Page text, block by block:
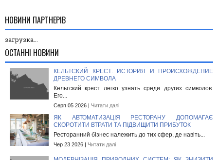
НОВИНИ ПАРТНЕРІВ
загрузка...
ОСТАННІ НОВИНИ
КЕЛЬТСКИЙ КРЕСТ: ИСТОРИЯ И ПРОИСХОЖДЕНИЕ
ДРЕВНЕГО СИМВОЛА
Кельтский крест легко узнать среди других символов.
Его...
Серп 05 2026 | Читати далі
ЯК АВТОМАТИЗАЦІЯ РЕСТОРАНУ ДОПОМАГАЄ
СКОРОТИТИ ВТРАТИ ТА ПІДВИЩИТИ ПРИБУТОК
Ресторанний бізнес належить до тих сфер, де навіть...
Чер 23 2026 | Читати далі